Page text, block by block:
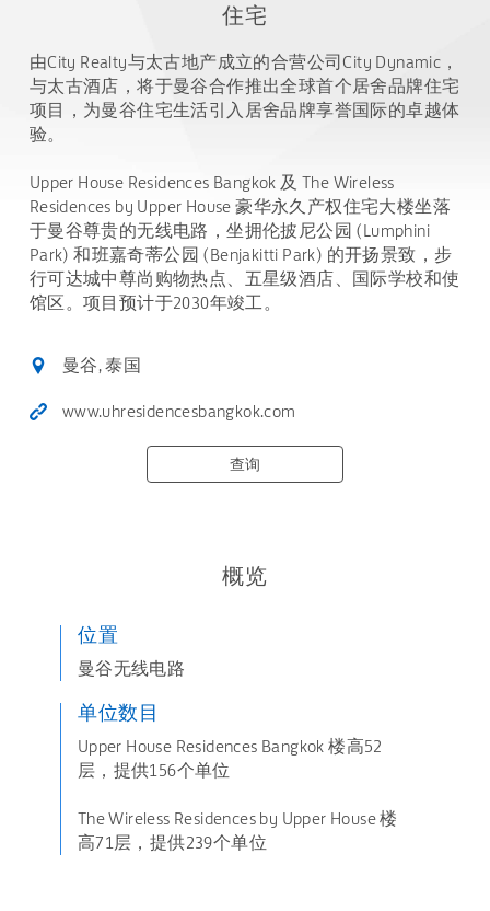
住宅
由City Realty与太古地产成立的合营公司City Dynamic，
与太古酒店，将于曼谷合作推出全球首个居舍品牌住宅
项目，为曼谷住宅生活引入居舍品牌享誉国际的卓越体
验。
Upper House Residences Bangkok 及 The Wireless
Residences by Upper House 豪华永久产权住宅大楼坐落
于曼谷尊贵的无线电路，坐拥伦披尼公园 (Lumphini
Park) 和班嘉奇蒂公园 (Benjakitti Park) 的开扬景致，步
行可达城中尊尚购物热点、五星级酒店、国际学校和使
馆区。项目预计于2030年竣工。
曼谷, 泰国
www.uhresidencesbangkok.com
查询
概览
位置
曼谷无线电路
单位数目
Upper House Residences Bangkok 楼高52
层，提供156个单位
The Wireless Residences by Upper House 楼
高71层，提供239个单位